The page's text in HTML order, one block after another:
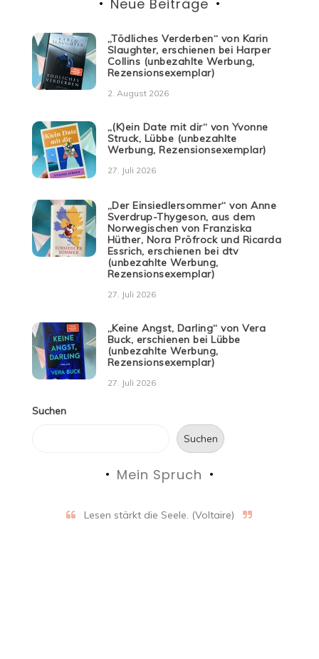
Neue Beiträge
„Tödliches Verderben“ von Karin
Slaughter, erschienen bei Harper
Collins (unbezahlte Werbung,
Rezensionsexemplar)
2. August 2026
„(K)ein Date mit dir“ von Yvonne
Struck, Lübbe (unbezahlte
Werbung, Rezensionsexemplar)
27. Juli 2026
„Der Einsiedlersommer“ von Anne
Sverdrup-Thygeson, aus dem
Norwegischen von Franziska
Hüther, Nora Pröfrock und Ricarda
Essrich, erschienen bei dtv
(unbezahlte Werbung,
Rezensionsexemplar)
27. Juli 2026
„Keine Angst, Darling“ von Vera
Buck, erschienen bei Lübbe
(unbezahlte Werbung,
Rezensionsexemplar)
27. Juli 2026
Suchen
Suchen
Mein Spruch
Lesen stärkt die Seele. (Voltaire)